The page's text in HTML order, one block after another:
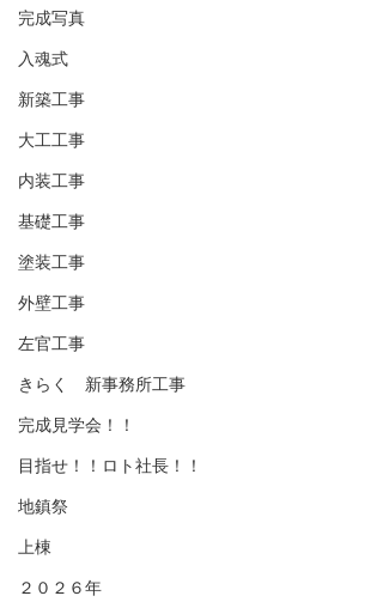
完成写真
入魂式
新築工事
大工工事
内装工事
基礎工事
塗装工事
外壁工事
左官工事
きらく 新事務所工事
完成見学会！！
目指せ！！ロト社長！！
地鎮祭
上棟
２０２６年